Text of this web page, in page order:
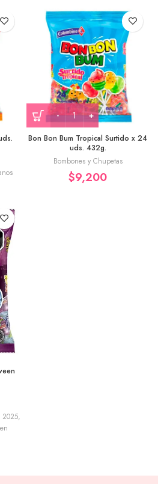
Bon Bon Bum Tropical Surtido x 24
uds. 432g.
Bombones y Chupetas
$9,200
2025,